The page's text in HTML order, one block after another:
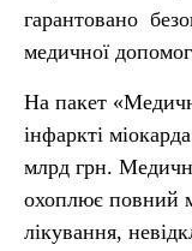
гарантовано
медичної
На пакет
інфаркті
млрд грн.
охоплює повний
лікування,